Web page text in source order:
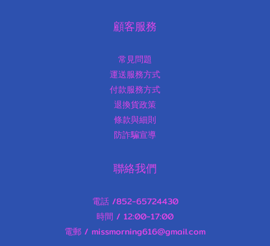
顧客服務
常見問題
運送服務方式
付款服務方式
退換貨政策
條款與細則
防詐騙宣導
聯絡我們
電話 /852-65724430
時間 / 12:00-17:00
電郵 / missmorning616@gmail.com